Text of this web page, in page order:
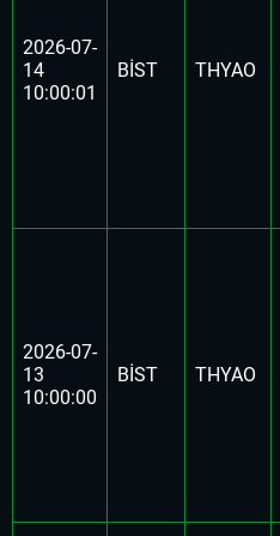
2026-07-
14
10:00:01
BİST THYAO
2026-07-
13
10:00:00
BİST THYAO